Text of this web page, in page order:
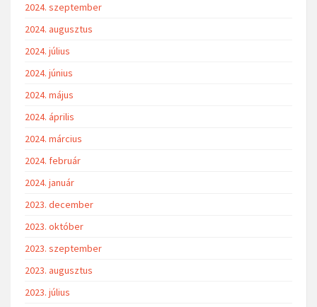
2024. szeptember
2024. augusztus
2024. július
2024. június
2024. május
2024. április
2024. március
2024. február
2024. január
2023. december
2023. október
2023. szeptember
2023. augusztus
2023. július